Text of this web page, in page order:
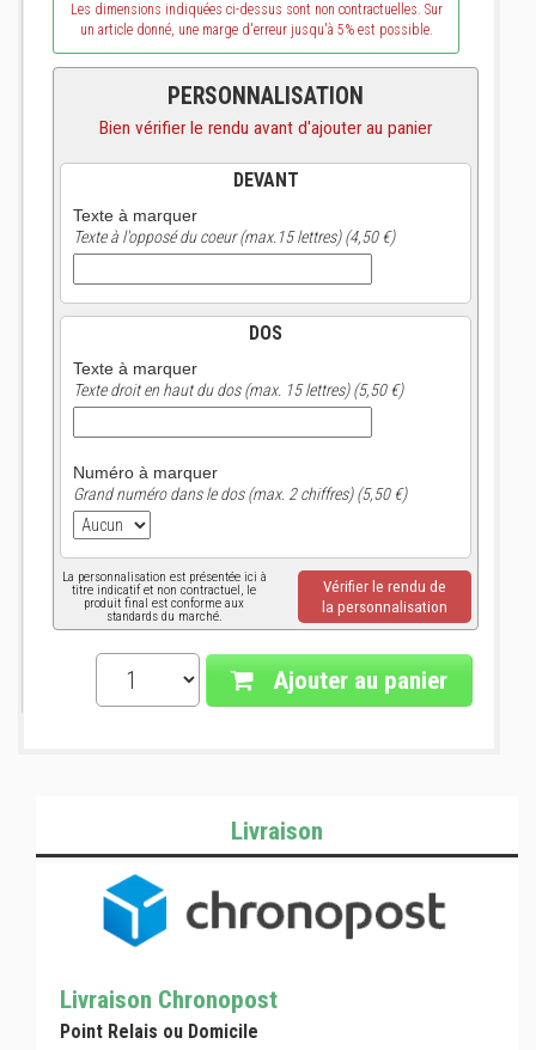
Les dimensions indiquées ci-dessus sont non contractuelles. Sur
un article donné, une marge d'erreur jusqu'à 5% est possible.
PERSONNALISATION
Bien vérifier le rendu avant d'ajouter au panier
DEVANT
Texte à marquer
Texte à l'opposé du coeur (max.15 lettres) (4,50 €)
DOS
Texte à marquer
Texte droit en haut du dos (max. 15 lettres) (5,50 €)
Numéro à marquer
Grand numéro dans le dos (max. 2 chiffres) (5,50 €)
La personnalisation est présentée ici à
titre indicatif et non contractuel, le
produit final est conforme aux
standards du marché.
Vérifier le rendu de
la personnalisation
Ajouter au panier
Livraison
Livraison Chronopost
Point Relais ou Domicile